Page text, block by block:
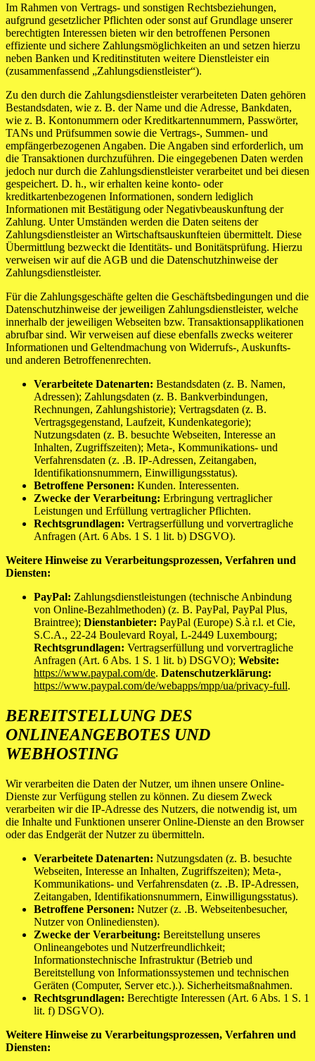
Im Rahmen von Vertrags- und sonstigen Rechtsbeziehungen,
aufgrund gesetzlicher Pflichten oder sonst auf Grundlage unserer
berechtigten Interessen bieten wir den betroffenen Personen
effiziente und sichere Zahlungsmöglichkeiten an und setzen hierzu
neben Banken und Kreditinstituten weitere Dienstleister ein
(zusammenfassend „Zahlungsdienstleister“).
Zu den durch die Zahlungsdienstleister verarbeiteten Daten gehören
Bestandsdaten, wie z. B. der Name und die Adresse, Bankdaten,
wie z. B. Kontonummern oder Kreditkartennummern, Passwörter,
TANs und Prüfsummen sowie die Vertrags-, Summen- und
empfängerbezogenen Angaben. Die Angaben sind erforderlich, um
die Transaktionen durchzuführen. Die eingegebenen Daten werden
jedoch nur durch die Zahlungsdienstleister verarbeitet und bei diesen
gespeichert. D. h., wir erhalten keine konto- oder
kreditkartenbezogenen Informationen, sondern lediglich
Informationen mit Bestätigung oder Negativbeauskunftung der
Zahlung. Unter Umständen werden die Daten seitens der
Zahlungsdienstleister an Wirtschaftsauskunfteien übermittelt. Diese
Übermittlung bezweckt die Identitäts- und Bonitätsprüfung. Hierzu
verweisen wir auf die AGB und die Datenschutzhinweise der
Zahlungsdienstleister.
Für die Zahlungsgeschäfte gelten die Geschäftsbedingungen und die
Datenschutzhinweise der jeweiligen Zahlungsdienstleister, welche
innerhalb der jeweiligen Webseiten bzw. Transaktionsapplikationen
abrufbar sind. Wir verweisen auf diese ebenfalls zwecks weiterer
Informationen und Geltendmachung von Widerrufs-, Auskunfts-
und anderen Betroffenenrechten.
Verarbeitete Datenarten: Bestandsdaten (z. B. Namen,
Adressen); Zahlungsdaten (z. B. Bankverbindungen,
Rechnungen, Zahlungshistorie); Vertragsdaten (z. B.
Vertragsgegenstand, Laufzeit, Kundenkategorie);
Nutzungsdaten (z. B. besuchte Webseiten, Interesse an
Inhalten, Zugriffszeiten); Meta-, Kommunikations- und
Verfahrensdaten (z. .B. IP-Adressen, Zeitangaben,
Identifikationsnummern, Einwilligungsstatus).
Betroffene Personen: Kunden. Interessenten.
Zwecke der Verarbeitung: Erbringung vertraglicher
Leistungen und Erfüllung vertraglicher Pflichten.
Rechtsgrundlagen: Vertragserfüllung und vorvertragliche
Anfragen (Art. 6 Abs. 1 S. 1 lit. b) DSGVO).
Weitere Hinweise zu Verarbeitungsprozessen, Verfahren und
Diensten:
PayPal: Zahlungsdienstleistungen (technische Anbindung
von Online-Bezahlmethoden) (z. B. PayPal, PayPal Plus,
Braintree); Dienstanbieter: PayPal (Europe) S.à r.l. et Cie,
S.C.A., 22-24 Boulevard Royal, L-2449 Luxembourg;
Rechtsgrundlagen: Vertragserfüllung und vorvertragliche
Anfragen (Art. 6 Abs. 1 S. 1 lit. b) DSGVO); Website:
https://www.paypal.com/de. Datenschutzerklärung:
https://www.paypal.com/de/webapps/mpp/ua/privacy-full.
BEREITSTELLUNG DES
ONLINEANGEBOTES UND
WEBHOSTING
Wir verarbeiten die Daten der Nutzer, um ihnen unsere Online-
Dienste zur Verfügung stellen zu können. Zu diesem Zweck
verarbeiten wir die IP-Adresse des Nutzers, die notwendig ist, um
die Inhalte und Funktionen unserer Online-Dienste an den Browser
oder das Endgerät der Nutzer zu übermitteln.
Verarbeitete Datenarten: Nutzungsdaten (z. B. besuchte
Webseiten, Interesse an Inhalten, Zugriffszeiten); Meta-,
Kommunikations- und Verfahrensdaten (z. .B. IP-Adressen,
Zeitangaben, Identifikationsnummern, Einwilligungsstatus).
Betroffene Personen: Nutzer (z. .B. Webseitenbesucher,
Nutzer von Onlinediensten).
Zwecke der Verarbeitung: Bereitstellung unseres
Onlineangebotes und Nutzerfreundlichkeit;
Informationstechnische Infrastruktur (Betrieb und
Bereitstellung von Informationssystemen und technischen
Geräten (Computer, Server etc.).). Sicherheitsmaßnahmen.
Rechtsgrundlagen: Berechtigte Interessen (Art. 6 Abs. 1 S. 1
lit. f) DSGVO).
Weitere Hinweise zu Verarbeitungsprozessen, Verfahren und
Diensten: